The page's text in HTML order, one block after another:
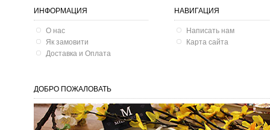
ИНФОРМАЦИЯ
О нас
Як замовити
Доставка и Оплата
НАВИГАЦИЯ
Написать нам
Карта сайта
ДОБРО ПОЖАЛОВАТЬ